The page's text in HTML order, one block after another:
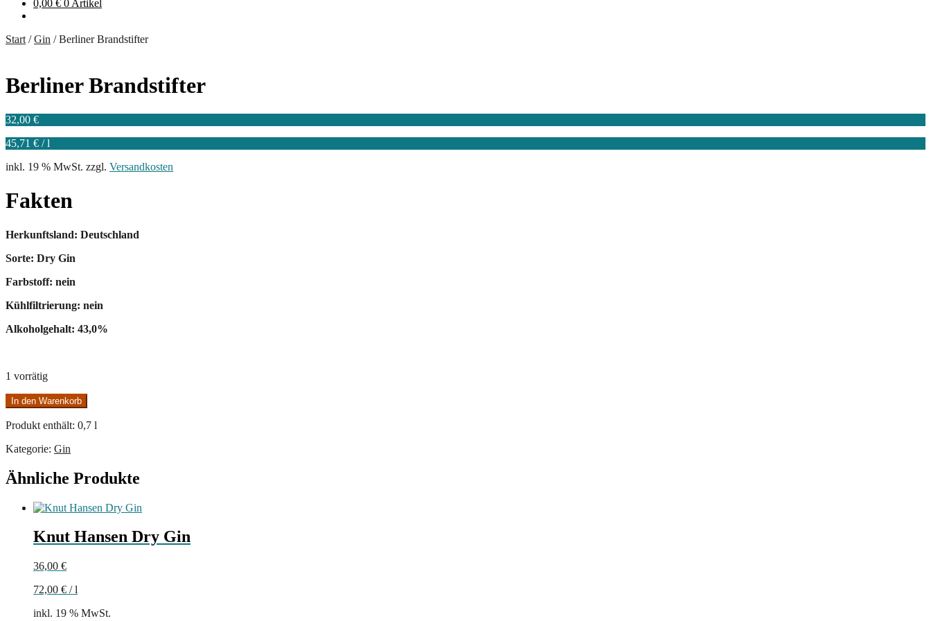
0,00 € 0 Artikel
Start /Gin /Berliner Brandstifter
Berliner Brandstifter
32,00 €
45,71 € /l
inkl. 19 % MwSt. zzgl. Versandkosten
Fakten
Herkunftsland: Deutschland
Sorte: Dry Gin
Farbstoff: nein
Kühlfiltrierung: nein
Alkoholgehalt: 43,0%
1 vorrätig
Berliner
Brandstifter
Menge
In den Warenkorb
Produkt enthält: 0,7 l
Kategorie: Gin
Ähnliche Produkte
Knut Hansen Dry Gin
36,00 €
72,00 € /l
inkl. 19 % MwSt.